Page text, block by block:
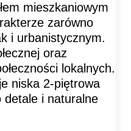
mieszkaniowym
zarówno
i urbanistycznym.
oraz
lokalnych.
niska 2-piętrowa
detale i naturalne